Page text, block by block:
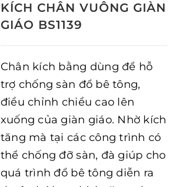
KÍCH CHÂN VUÔNG GIÀN
GIÁO BS1139
Chân kích bằng dùng để hỗ
trợ chống sàn đổ bê tông,
điều chỉnh chiều cao lên
xuống của giàn giáo. Nhờ kích
tăng mà tại các công trình có
thể chống đỡ sàn, đà giúp cho
quá trình đổ bê tông diễn ra